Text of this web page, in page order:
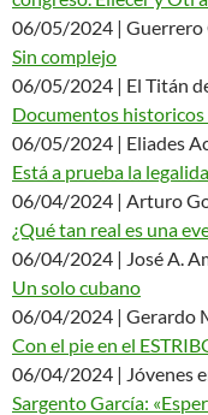
06/05/2024 | Guerrero
Sin complejo
06/05/2024 | El Titán
Documentos historicos
06/05/2024 | Eliades
Está a prueba la
06/04/2024 | Arturo
¿Qué tan real es una
06/04/2024 | José A.
Un solo cubano
06/04/2024 | Gerardo
Con el pie en el
06/04/2024 | Jóvenes
Sargento García: